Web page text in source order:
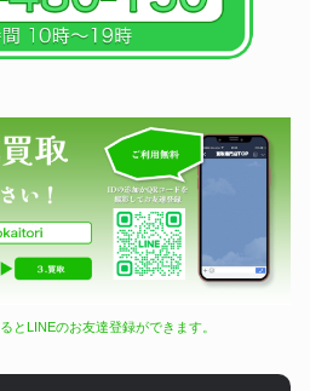
とLINEのお友達登録ができます。